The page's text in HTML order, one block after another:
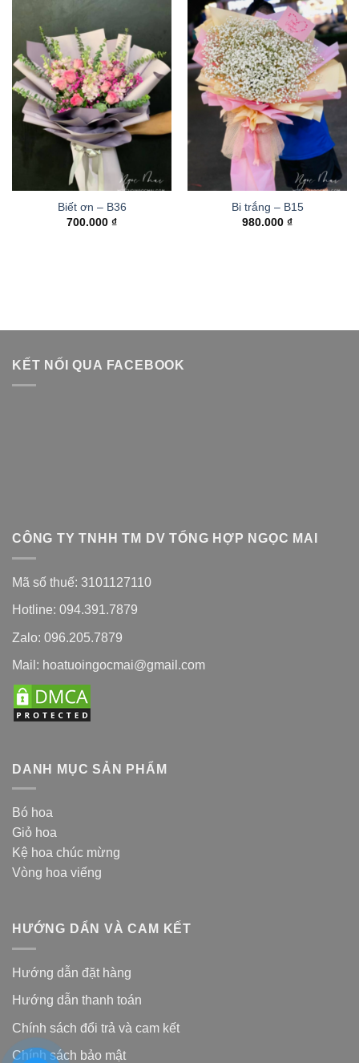
Biết ơn – B36
700.000 ₫
Bi trắng – B15
980.000 ₫
KẾT NỐI QUA FACEBOOK
CÔNG TY TNHH TM DV TỔNG HỢP NGỌC MAI
Mã số thuế: 3101127110
Hotline: 094.391.7879
Zalo: 096.205.7879
Mail: hoatuoingocmai@gmail.com
DANH MỤC SẢN PHẨM
Bó hoa
Giỏ hoa
Kệ hoa chúc mừng
Vòng hoa viếng
HƯỚNG DẨN VÀ CAM KẾT
Hướng dẫn đặt hàng
Hướng dẫn thanh toán
Chính sách đổi trả và cam kết
Chính sách bảo mật